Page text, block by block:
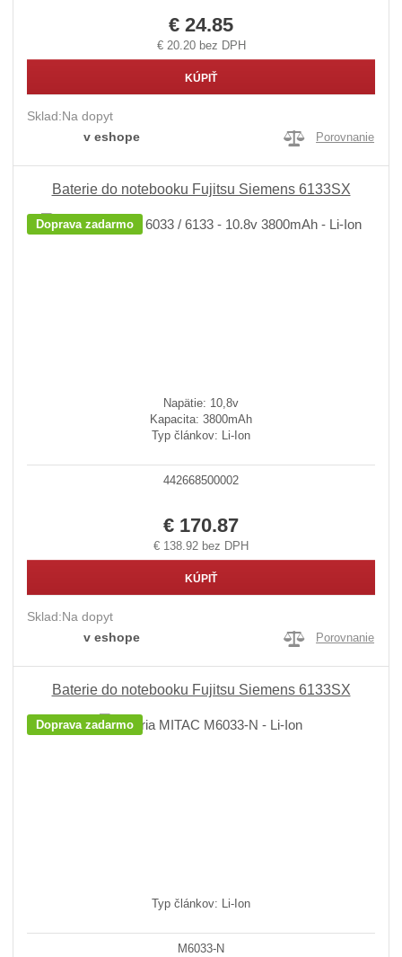
€ 24.85
€ 20.20 bez DPH
KÚPIŤ
Sklad:Na dopyt
v eshope
Porovnanie
Baterie do notebooku Fujitsu Siemens 6133SX
Doprava zadarmo
Napätie: 10,8v
Kapacita: 3800mAh
Typ článkov: Li-Ion
442668500002
€ 170.87
€ 138.92 bez DPH
KÚPIŤ
Sklad:Na dopyt
v eshope
Porovnanie
Baterie do notebooku Fujitsu Siemens 6133SX
Doprava zadarmo
Typ článkov: Li-Ion
M6033-N